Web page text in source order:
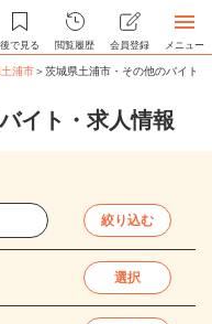
後で見る 閲覧履歴 会員登録 メニュー
浦市＞茨城県土浦市・その他のバイト
イト・求人情報
絞り込む
選択